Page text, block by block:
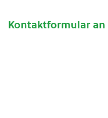
Kontaktformular an